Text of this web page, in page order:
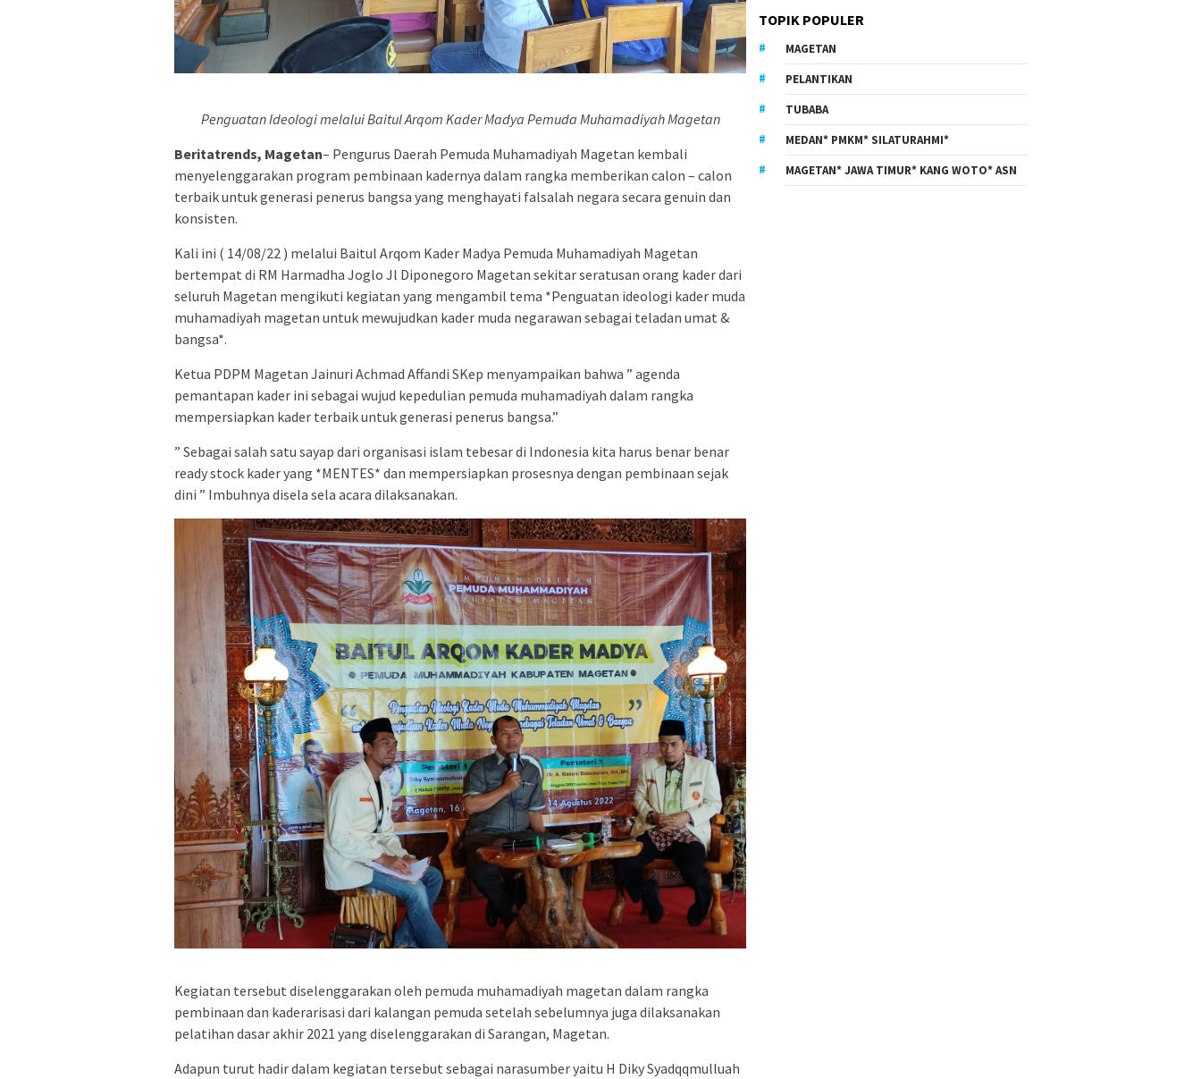
Penguatan Ideologi melalui Baitul Arqom Kader Madya Pemuda Muhamadiyah Magetan
Beritatrends, Magetan– Pengurus Daerah Pemuda Muhamadiyah Magetan kembali
menyelenggarakan program pembinaan kadernya dalam rangka memberikan calon – calon
terbaik untuk generasi penerus bangsa yang menghayati falsalah negara secara genuin dan
konsisten.
Kali ini ( 14/08/22 ) melalui Baitul Arqom Kader Madya Pemuda Muhamadiyah Magetan
bertempat di RM Harmadha Joglo Jl Diponegoro Magetan sekitar seratusan orang kader dari
seluruh Magetan mengikuti kegiatan yang mengambil tema *Penguatan ideologi kader muda
muhamadiyah magetan untuk mewujudkan kader muda negarawan sebagai teladan umat &
bangsa*.
Ketua PDPM Magetan Jainuri Achmad Affandi SKep menyampaikan bahwa ” agenda
pemantapan kader ini sebagai wujud kepedulian pemuda muhamadiyah dalam rangka
mempersiapkan kader terbaik untuk generasi penerus bangsa.”
” Sebagai salah satu sayap dari organisasi islam tebesar di Indonesia kita harus benar benar
ready stock kader yang *MENTES* dan mempersiapkan prosesnya dengan pembinaan sejak
dini ” Imbuhnya disela sela acara dilaksanakan.
Kegiatan tersebut diselenggarakan oleh pemuda muhamadiyah magetan dalam rangka
pembinaan dan kaderarisasi dari kalangan pemuda setelah sebelumnya juga dilaksanakan
pelatihan dasar akhir 2021 yang diselenggarakan di Sarangan, Magetan.
Adapun turut hadir dalam kegiatan tersebut sebagai narasumber yaitu H Diky Syadqqmulluah
TOPIK POPULER
MAGETAN
PELANTIKAN
TUBABA
MEDAN* PMKM* SILATURAHMI*
MAGETAN* JAWA TIMUR* KANG WOTO* ASN